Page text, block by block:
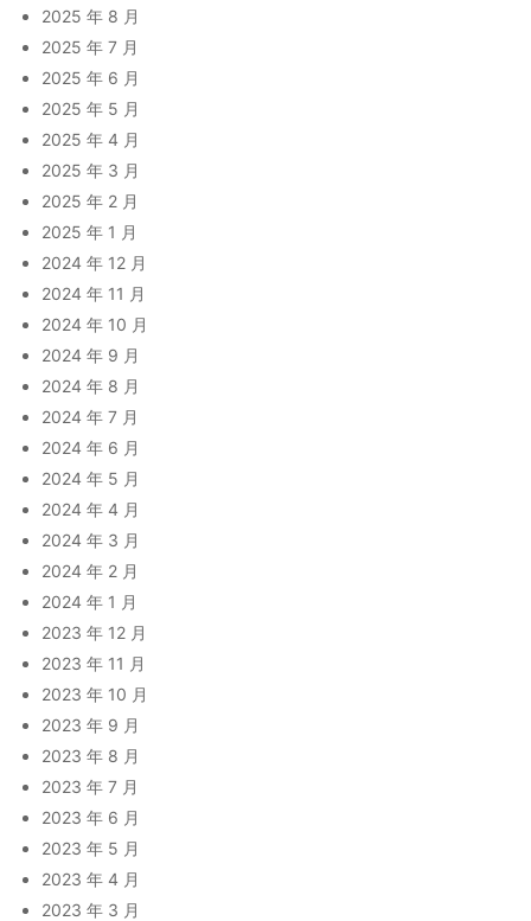
2025 年 8 月
2025 年 7 月
2025 年 6 月
2025 年 5 月
2025 年 4 月
2025 年 3 月
2025 年 2 月
2025 年 1 月
2024 年 12 月
2024 年 11 月
2024 年 10 月
2024 年 9 月
2024 年 8 月
2024 年 7 月
2024 年 6 月
2024 年 5 月
2024 年 4 月
2024 年 3 月
2024 年 2 月
2024 年 1 月
2023 年 12 月
2023 年 11 月
2023 年 10 月
2023 年 9 月
2023 年 8 月
2023 年 7 月
2023 年 6 月
2023 年 5 月
2023 年 4 月
2023 年 3 月